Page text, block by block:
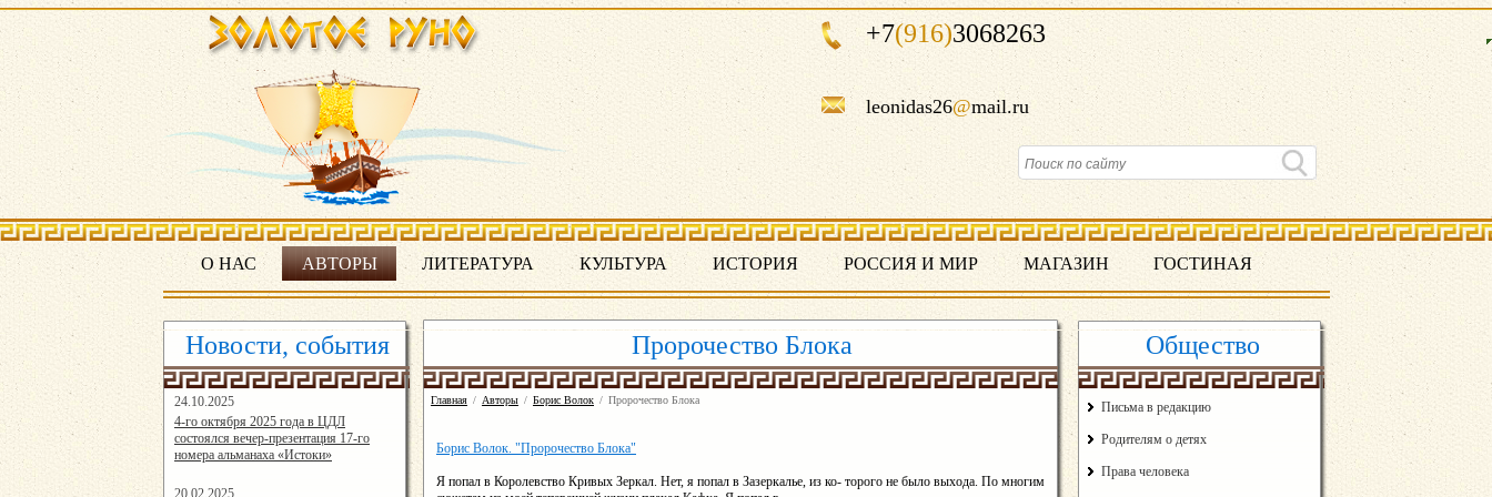
+7(916)3068263
leonidas26@mail.ru
О НАС АВТОРЫ ЛИТЕРАТУРА КУЛЬТУРА ИСТОРИЯ РОССИЯ И МИР МАГАЗИН ГОСТИНАЯ
Новости, события
24.10.2025
16:19:07
4-го октября 2025 года в ЦДЛ
состоялся вечер-презентация 17-го
номера альманаха «Истоки»
20.02.2025
Пророчество Блока
Главная / Авторы / Борис Волок / Пророчество Блока
Борис Волок. "Пророчество Блока"
Я попал в Королевство Кривых Зеркал. Нет, я попал в Зазеркалье, из ко- торого не было выхода. По многим
Общество
Письма в редакцию
Родителям о детях
Права человека